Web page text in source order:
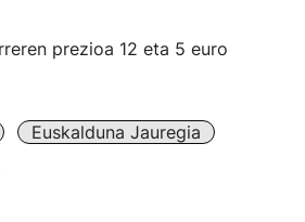
prezioa 12 eta 5 euro
Euskalduna Jauregia